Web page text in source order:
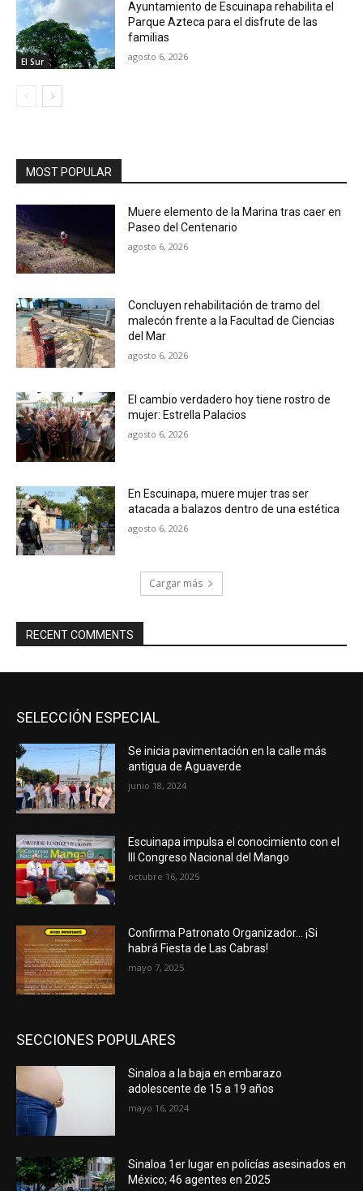
El Sur
Ayuntamiento de Escuinapa rehabilita el
Parque Azteca para el disfrute de las
familias
agosto 6, 2026
MOST POPULAR
Muere elemento de la Marina tras caer en
Paseo del Centenario
agosto 6, 2026
Concluyen rehabilitación de tramo del
malecón frente a la Facultad de Ciencias
del Mar
agosto 6, 2026
El cambio verdadero hoy tiene rostro de
mujer: Estrella Palacios
agosto 6, 2026
En Escuinapa, muere mujer tras ser
atacada a balazos dentro de una estética
agosto 6, 2026
Cargar más
RECENT COMMENTS
SELECCIÓN ESPECIAL
Se inicia pavimentación en la calle más
antigua de Aguaverde
junio 18, 2024
Escuinapa impulsa el conocimiento con el
III Congreso Nacional del Mango
octubre 16, 2025
Confirma Patronato Organizador… ¡Si
habrá Fiesta de Las Cabras!
mayo 7, 2025
SECCIONES POPULARES
Sinaloa a la baja en embarazo
adolescente de 15 a 19 años
mayo 16, 2024
Sinaloa 1er lugar en policías asesinados en
México; 46 agentes en 2025